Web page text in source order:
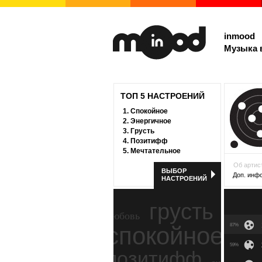
inmood
Музыка
ТОП 5 НАСТРОЕНИЙ
1. Спокойное
2. Энергичное
3. Грусть
4. Позитифф
5. Мечтательное
ВЫБОР
НАСТРОЕНИЙ
любовь грусть
спокойное
Об
Доп.
87%
59%